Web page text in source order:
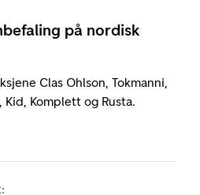
på nordisk
Clas Ohlson, Tokmanni,
Kid, Komplett og Rusta.